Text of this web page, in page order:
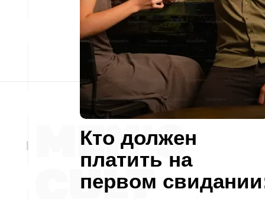
Кто должен
платить на
первом